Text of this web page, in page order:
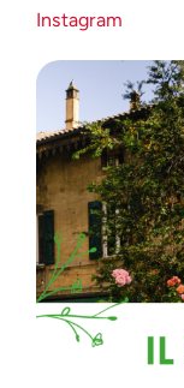
Instagram